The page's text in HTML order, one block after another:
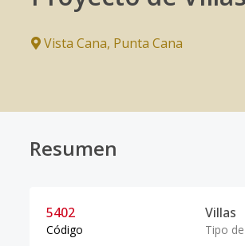
Vista Cana, Punta Cana
Resumen
5402
Código
Villas
Tipo